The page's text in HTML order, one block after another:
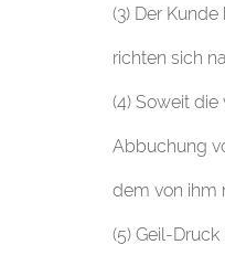
(3) Der
richten sich
(4) Soweit
Abbuchung
dem von ihm
(5) Geil-